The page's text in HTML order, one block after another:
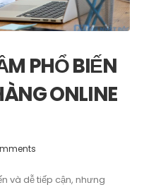
PHỔ BIẾN
ONLINE
và dễ tiếp cận, nhưng